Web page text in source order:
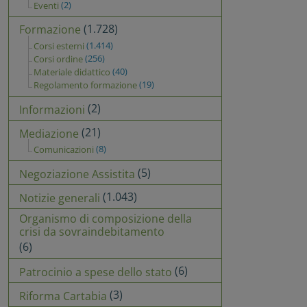
Eventi (2)
Formazione (1.728)
Corsi esterni (1.414)
Corsi ordine(256)
Materiale didattico (40)
Regolamento formazione(19)
Informazioni (2)
Mediazione (21)
Comunicazioni (8)
Negoziazione Assistita (5)
Notizie generali (1.043)
Organismo di composizione della
crisi da sovraindebitamento
(6)
Patrocinio a spese dello stato (6)
Riforma Cartabia (3)